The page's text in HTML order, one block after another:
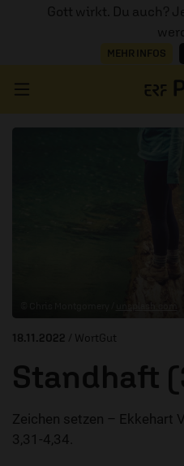
Gott wirkt. Du auch?
MEHR INFOS
18.11.2022 / WortGut
Standhaft
Zeichen setzen – Ekkehart
3,31-4,34.